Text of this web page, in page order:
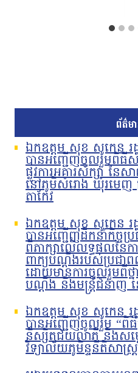
ព័ត៌ម
ឯកឧត្តម សុខ សូកេន រដ្
បានអញ្ជើញចូលរួមពិធីស
ផ្លូវការអគារសិក្សា ន
នៅភូមិសំរោង ឃុំរមេញ
តាកែវ
ឯកឧត្តម សុខ សូកេន រដ្
បានអញ្ជើញដឹកនាំកិច្ចប្
ពិភាក្សាលើលទ្ធផលនៃក
ពាក្យបណ្ដឹងរបស់ប្រជាព
ដោយមានការចូលរួមពីថ្ន
បណ្ដឹង និងមន្រ្តីជំនាញ
ឯកឧត្តម សុខ សូកេន រដ្
បានអញ្ជើញចូលរួម “ពិ
និស្សិតជ័យលាភី និងសម្
វិទ្យាល័យភូមិន្ទនីតិសាស្ត្រ